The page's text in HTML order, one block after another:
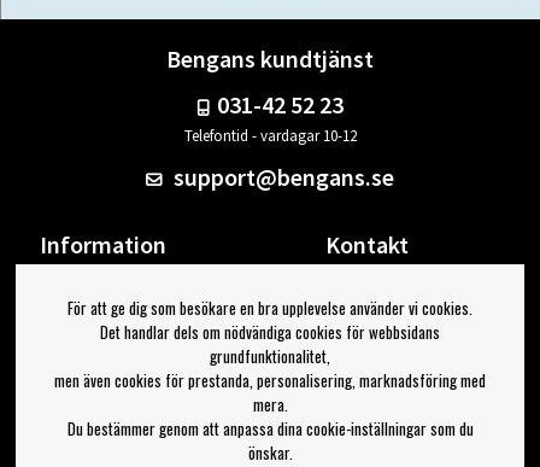
Bengans kundtjänst
031-42 52 23
Telefontid - vardagar 10-12
support@bengans.se
Information
Om Bengans
FAQ / Köp- & Leveransvillkor
Kontakt
Din sida
Logga ut
Jag vill ha tips från Bengans
För att ge dig som besökare en bra upplevelse använder vi cookies.
Det handlar dels om nödvändiga cookies för webbsidans
grundfunktionalitet,
men även cookies för prestanda, personalisering, marknadsföring med
mera.
Du bestämmer genom att anpassa dina cookie-inställningar som du
önskar.